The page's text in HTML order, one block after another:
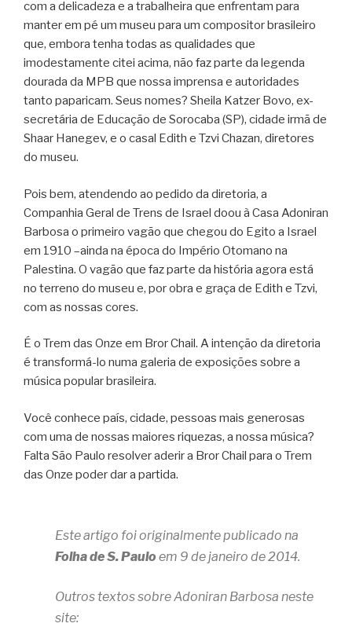
com a delicadeza e a trabalheira que enfrentam para
manter em pé um museu para um compositor brasileiro
que, embora tenha todas as qualidades que
imodestamente citei acima, não faz parte da legenda
dourada da MPB que nossa imprensa e autoridades
tanto paparicam. Seus nomes? Sheila Katzer Bovo, ex-
secretária de Educação de Sorocaba (SP), cidade irmã de
Shaar Hanegev, e o casal Edith e Tzvi Chazan, diretores
do museu.
Pois bem, atendendo ao pedido da diretoria, a
Companhia Geral de Trens de Israel doou à Casa Adoniran
Barbosa o primeiro vagão que chegou do Egito a Israel
em 1910 –ainda na época do Império Otomano na
Palestina. O vagão que faz parte da história agora está
no terreno do museu e, por obra e graça de Edith e Tzvi,
com as nossas cores.
É o Trem das Onze em Bror Chail. A intenção da diretoria
é transformá-lo numa galeria de exposições sobre a
música popular brasileira.
Você conhece país, cidade, pessoas mais generosas
com uma de nossas maiores riquezas, a nossa música?
Falta São Paulo resolver aderir a Bror Chail para o Trem
das Onze poder dar a partida.
Este artigo foi originalmente publicado na
Folha de S. Paulo em 9 de janeiro de 2014.
Outros textos sobre Adoniran Barbosa neste
site: